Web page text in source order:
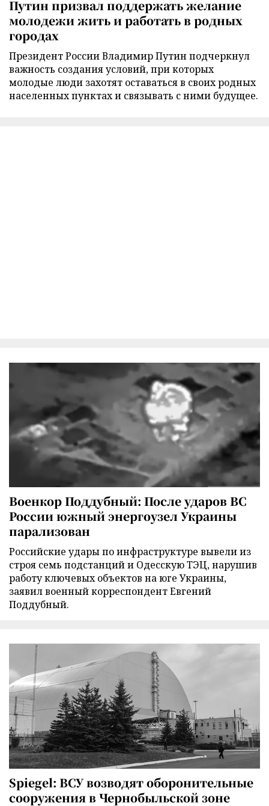
Путин призвал поддержать желание
молодежи жить и работать в родных
городах
Президент России Владимир Путин подчеркнул
важность создания условий, при которых
молодые люди захотят оставаться в своих родных
населенных пунктах и связывать с ними будущее.
Военкор Поддубный: После ударов ВС
России южный энергоузел Украины
парализован
Российские удары по инфраструктуре вывели из
строя семь подстанций и Одесскую ТЭЦ, нарушив
работу ключевых объектов на юге Украины,
заявил военный корреспондент Евгений
Поддубный.
Spiegel: ВСУ возводят оборонительные
сооружения в Чернобыльской зоне